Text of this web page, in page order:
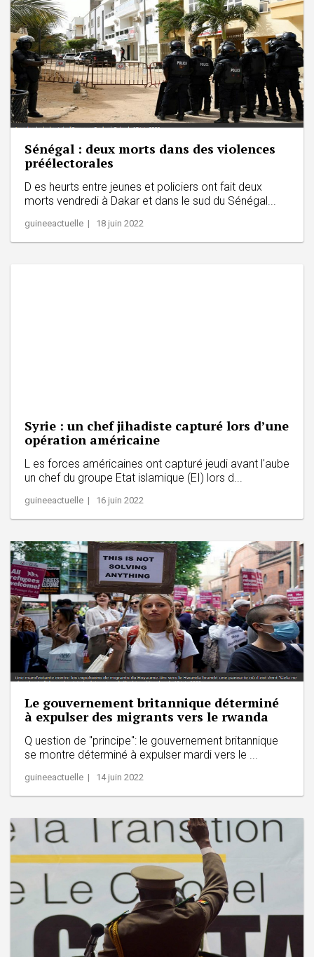
Sénégal : deux morts dans des violences
préélectorales
D es heurts entre jeunes et policiers ont fait deux
morts vendredi à Dakar et dans le sud du Sénégal...
guineeactuelle | 18 juin 2022
Syrie : un chef jihadiste capturé lors d’une
opération américaine
L es forces américaines ont capturé jeudi avant l'aube
un chef du groupe Etat islamique (EI) lors d...
guineeactuelle | 16 juin 2022
Le gouvernement britannique déterminé
à expulser des migrants vers le rwanda
Q uestion de "principe": le gouvernement britannique
se montre déterminé à expulser mardi vers le ...
guineeactuelle | 14 juin 2022